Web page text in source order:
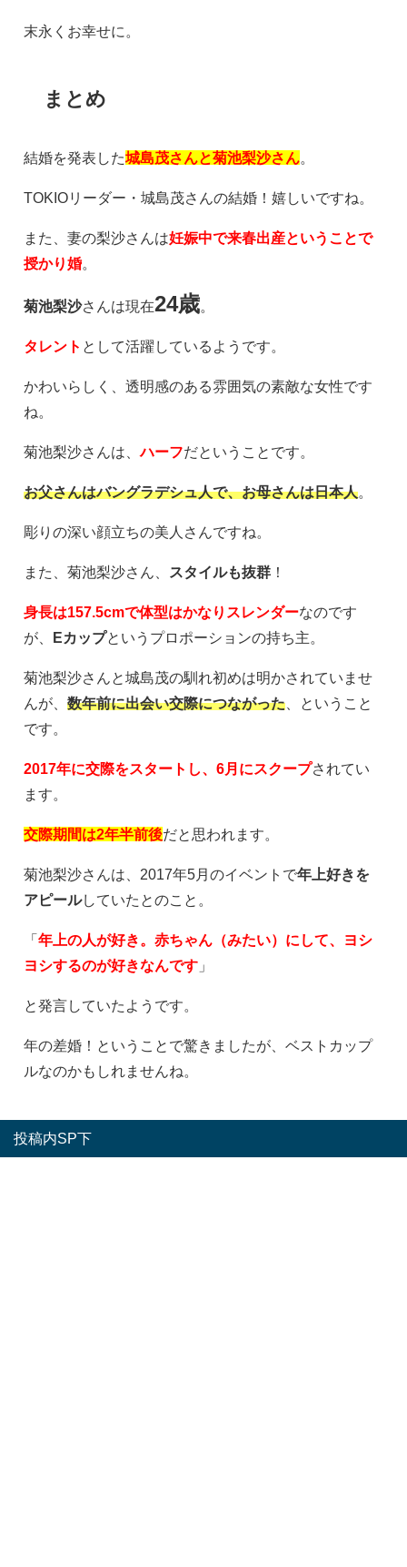
末永くお幸せに。
まとめ
結婚を発表した城島茂さんと菊池梨沙さん
TOKIOリーダー・城島茂さんの結婚！嬉しいですね。
また、妻の梨沙さんは妊娠中で来春出産ということで
授かり婚
菊池梨沙さんは現在24歳
タレント として活躍しているようです。
かわいらしく、透明感のある雰囲気の素敵な女性です
ね。
菊池梨沙さんは、 ハーフだということです。
お父さんはバングラデシュ人で、お母さんは日本人
彫りの深い顔立ちの美人さんですね。
また、菊池梨沙さん、 スタイルも抜群 ！
身長は157.5cmで体型はかなりスレンダーなのです
が、
Eカップというプロポーションの持ち主。
菊池梨沙さんと城島茂の馴れ初めは明かされていませ
んが、 数年前に出会い交際につながった 、ということ
です。
2017年に交際をスタートし、6月にスクープされてい
ます。
交際期間は2年半前後だと思われます。
菊池梨沙さんは、2017年5月のイベントで年上好きを
アピールしていたとのこと。
「 年上の人が好き。赤ちゃん（みたい）にして、ヨシ
ヨシするのが好きなんです 」
と発言していたようです。
年の差婚！ということで驚きましたが、ベストカップ
ルなのかもしれませんね。
投稿内SP下